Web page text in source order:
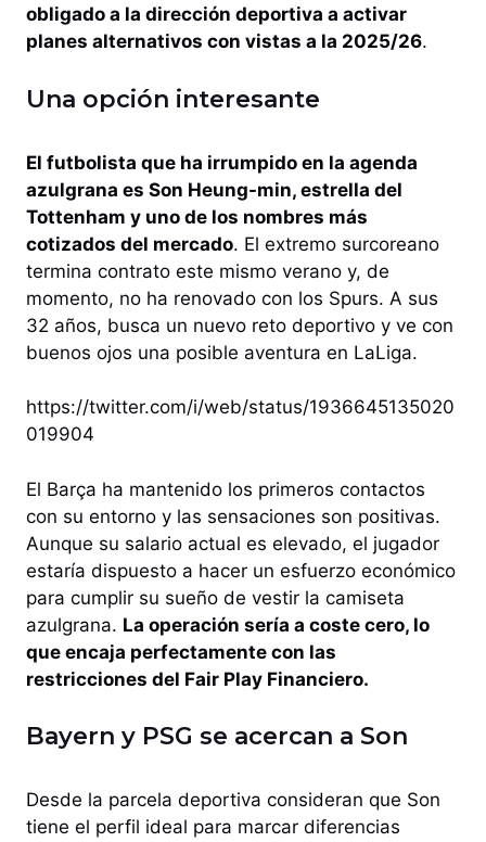
obligado a la dirección deportiva a activar
planes alternativos con vistas a la 2025/26.
Una opción interesante
El futbolista que ha irrumpido en la agenda
azulgrana es Son Heung-min, estrella del
Tottenham y uno de los nombres más
cotizados del mercado. El extremo surcoreano
termina contrato este mismo verano y, de
momento, no ha renovado con los Spurs. A sus
32 años, busca un nuevo reto deportivo y ve con
buenos ojos una posible aventura en LaLiga.
https://twitter.com/i/web/status/1936645135020
019904
El Barça ha mantenido los primeros contactos
con su entorno y las sensaciones son positivas.
Aunque su salario actual es elevado, el jugador
estaría dispuesto a hacer un esfuerzo económico
para cumplir su sueño de vestir la camiseta
azulgrana. La operación sería a coste cero, lo
que encaja perfectamente con las
restricciones del Fair Play Financiero.
Bayern y PSG se acercan a Son
Desde la parcela deportiva consideran que Son
tiene el perfil ideal para marcar diferencias